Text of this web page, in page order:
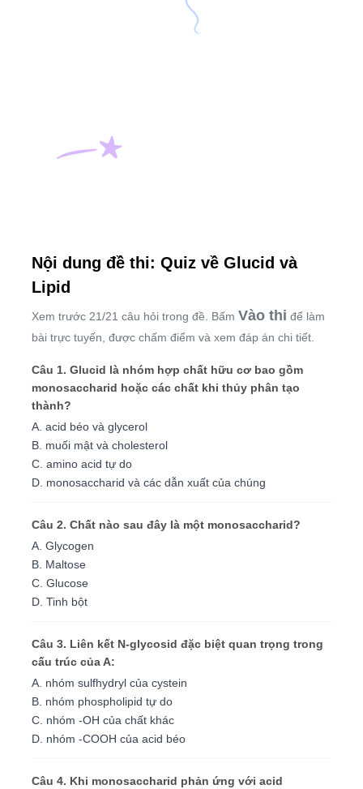
Nội dung đề thi: Quiz về Glucid và
Lipid
Xem trước 21/21 câu hỏi trong đề. Bấm Vào thi để làm
bài trực tuyến, được chấm điểm và xem đáp án chi tiết.
Câu 1. Glucid là nhóm hợp chất hữu cơ bao gồm
monosaccharid hoặc các chất khi thủy phân tạo
thành?
A. acid béo và glycerol
B. muối mật và cholesterol
C. amino acid tự do
D. monosaccharid và các dẫn xuất của chúng
Câu 2. Chất nào sau đây là một monosaccharid?
A. Glycogen
B. Maltose
C. Glucose
D. Tinh bột
Câu 3. Liên kết N-glycosid đặc biệt quan trọng trong
cấu trúc của A:
A. nhóm sulfhydryl của cystein
B. nhóm phospholipid tự do
C. nhóm -OH của chất khác
D. nhóm -COOH của acid béo
Câu 4. Khi monosaccharid phản ứng với acid